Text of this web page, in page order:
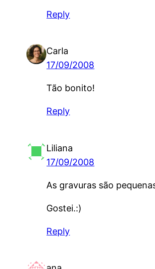
Reply
Carla
17/09/2008
Tão bonito!
Reply
Liliana
17/09/2008
As gravuras são
Gostei.:)
Reply